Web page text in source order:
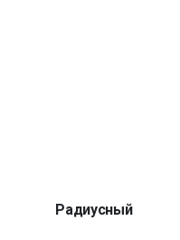
Радиусный